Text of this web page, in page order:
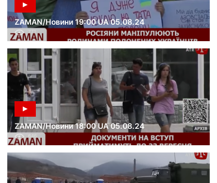
ZAMAN/Новини 19:00 UA 05.08.24
771
ZAMAN/Новини 18:00 UA 05.08.24
646